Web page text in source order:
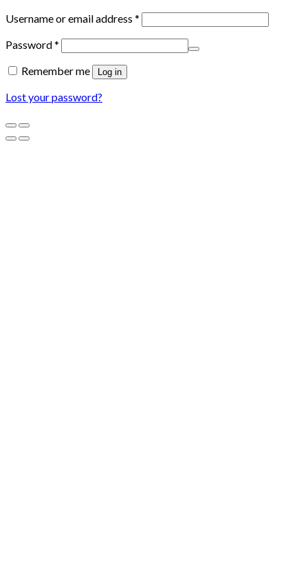
Username or email address *
Password*
Remember me
Log in
Lost your password?